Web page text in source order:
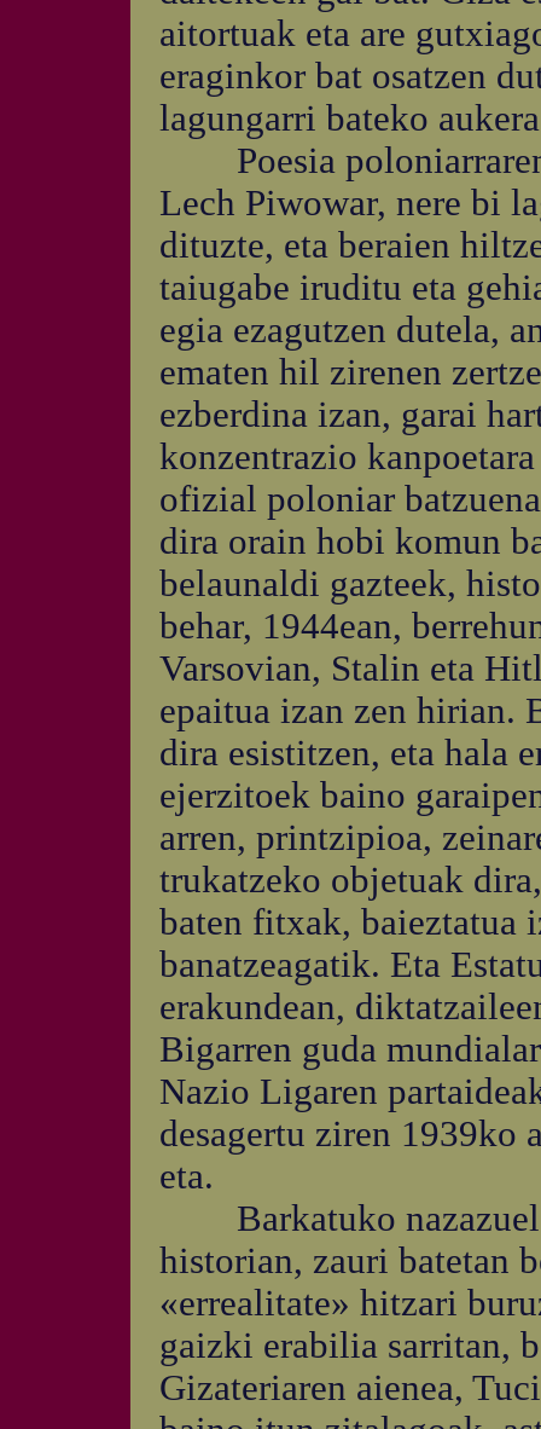
aitortuak eta are
eraginkor bat osatzen
lagungarri bateko
Poesia poloniarraren
Lech Piwowar, nere bi
dituzte, eta beraien
taiugabe iruditu eta
egia ezagutzen dutela,
ematen hil zirenen
ezberdina izan, garai
konzentrazio
ofizial poloniar
dira orain hobi komun
belaunaldi gazteek,
behar, 1944ean,
Varsovian, Stalin eta
epaitua izan zen hirian.
dira esistitzen, eta hala
ejerzitoek baino
arren, printzipioa,
trukatzeko objetuak
baten fitxak, baieztatua
banatzeagatik. Eta
erakundean,
Bigarren guda
Nazio Ligaren
desagertu ziren 1939ko
eta.
Barkatuko
historian, zauri batetan
«errealitate» hitzari
gaizki erabilia sarritan,
Gizateriaren aienea,